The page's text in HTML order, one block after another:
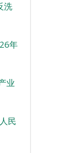
洗
年
业
民